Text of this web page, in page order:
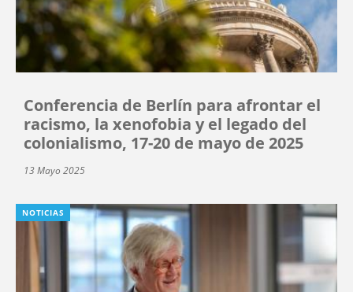
Conferencia de Berlín para afrontar el
racismo, la xenofobia y el legado del
colonialismo, 17-20 de mayo de 2025
13 Mayo 2025
NOTICIAS